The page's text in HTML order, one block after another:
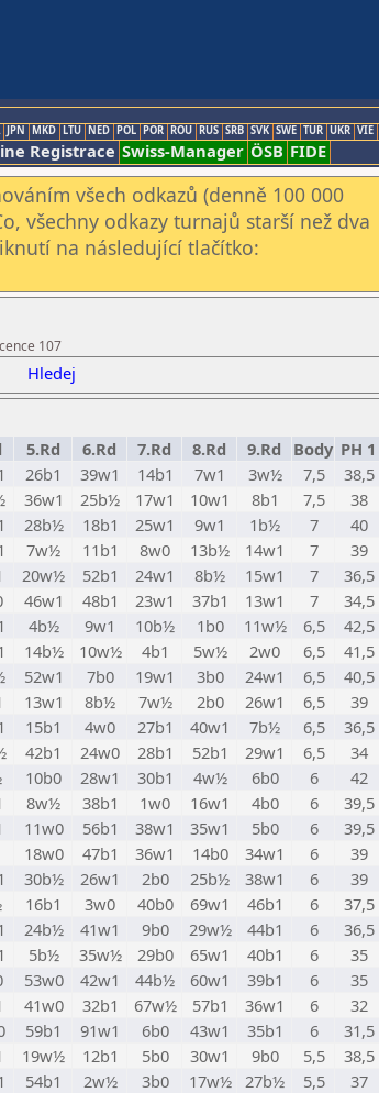
JPN MKD LTU NED POL POR ROU RUS SRB SVK SWE TUR UKR VIE
Registrace Swiss-Manager ÖSB FIDE
všech odkazů (denně 100 000
všechny odkazy turnajů starší než dva
na následující tlačítko:
107
Hledej
5.Rd 6.Rd 7.Rd 8.Rd 9.Rd Body PH 1
26b1 39w1 14b1 7w1 3w½ 7,5 38,5
36w1 25b½ 17w1 10w1 8b1 7,5 38
28b½ 18b1 25w1 9w1 1b½ 7 40
7w½ 11b1 8w0 13b½ 14w1 7 39
20w½ 52b1 24w1 8b½ 15w1 7 36,5
46w1 48b1 23w1 37b1 13w1 7 34,5
4b½ 9w1 10b½ 1b0 11w½ 6,5 42,5
14b½ 10w½ 4b1 5w½ 2w0 6,5 41,5
52w1 7b0 19w1 3b0 24w1 6,5 40,5
13w1 8b½ 7w½ 2b0 26w1 6,5 39
15b1 4w0 27b1 40w1 7b½ 6,5 36,5
42b1 24w0 28b1 52b1 29w1 6,5 34
10b0 28w1 30b1 4w½ 6b0 6 42
8w½ 38b1 1w0 16w1 4b0 6 39,5
11w0 56b1 38w1 35w1 5b0 6 39,5
18w0 47b1 36w1 14b0 34w1 6 39
30b½ 26w1 2b0 25b½ 38w1 6 39
16b1 3w0 40b0 69w1 46b1 6 37,5
24b½ 41w1 9b0 29w½ 44b1 6 36,5
5b½ 35w½ 29b0 65w1 40b1 6 35
53w0 42w1 44b½ 60w1 39b1 6 35
41w0 32b1 67w½ 57b1 36w1 6 32
59b1 91w1 6b0 43w1 35b1 6 31,5
19w½ 12b1 5b0 30w1 9b0 5,5 38,5
54b1 2w½ 3b0 17w½ 27b½ 5,5 37